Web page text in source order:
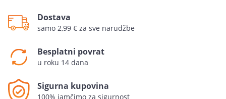
Dostava
samo 2,99 € za sve narudžbe
Besplatni povrat
u roku 14 dana
Sigurna kupovina
100% jamčimo za sigurnost